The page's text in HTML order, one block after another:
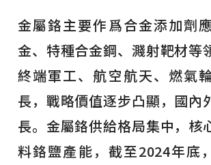
金屬鉻主要作爲合金添加劑
金、特種合金鋼、濺射靶材等
終端軍工、航空航天、燃氣
長，戰略價值逐步凸顯，國內
長。金屬鉻供給格局集中，核
料鉻鹽產能，截至2024年底